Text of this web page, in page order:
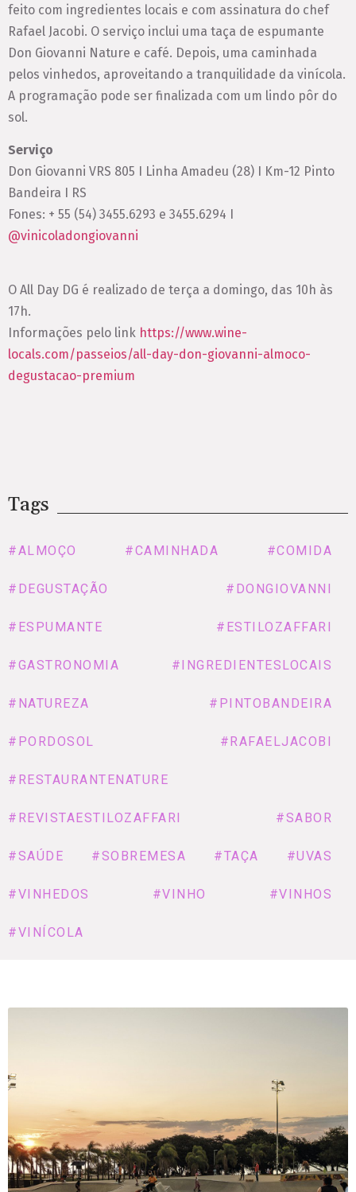
feito com ingredientes locais e com assinatura do chef
Rafael Jacobi. O serviço inclui uma taça de espumante
Don Giovanni Nature e café. Depois, uma caminhada
pelos vinhedos, aproveitando a tranquilidade da vinícola.
A programação pode ser finalizada com um lindo pôr do
sol.
Serviço
Don Giovanni VRS 805 I Linha Amadeu (28) I Km-12 Pinto
Bandeira I RS
Fones: + 55 (54) 3455.6293 e 3455.6294 I
@vinicoladongiovanni
O All Day DG é realizado de terça a domingo, das 10h às
17h.
Informações pelo link https://www.wine-
locals.com/passeios/all-day-don-giovanni-almoco-
degustacao-premium
Tags
#ALMOÇO #CAMINHADA #COMIDA
#DEGUSTAÇÃO #DONGIOVANNI
#ESPUMANTE #ESTILOZAFFARI
#GASTRONOMIA #INGREDIENTESLOCAIS
#NATUREZA #PINTOBANDEIRA
#PORDOSOL #RAFAELJACOBI
#RESTAURANTENATURE
#REVISTAESTILOZAFFARI #SABOR
#SAÚDE #SOBREMESA #TAÇA #UVAS
#VINHEDOS #VINHO #VINHOS
#VINÍCOLA